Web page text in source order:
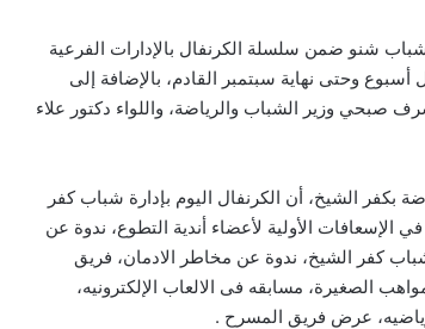
شنو ضمن سلسلة الكرنفال بالإدارات الفرعية
وحتى نهاية سبتمبر القادم، بالإضافة إلى
صبحي وزير الشباب والرياضة، واللواء دكتور علاء
الشيخ، أن الكرنفال اليوم بإدارة شباب كفر
الإسعافات الأولية لأعضاء أندية التطوع، ندوة عن
كفر الشيخ، ندوة عن مخاطر الادمان، فريق
الصغيرة، مسابقه فى الالعاب الإلكترونيه،
عرض فريق المسرح .